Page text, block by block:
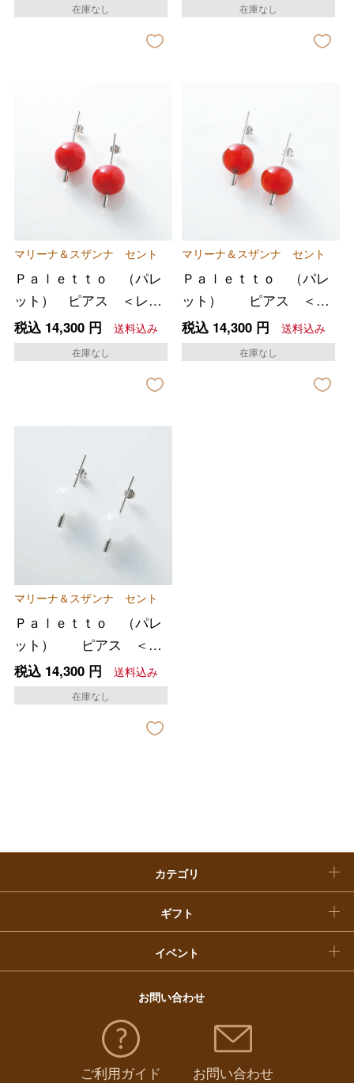
在庫なし 在庫なし
マリーナ＆スザンナ セント
Ｐａｌｅｔｔｏ （パレ
ット） ピアス ＜レッ
ドマーブル＞
税込 14,300円 送料込み
在庫なし
マリーナ＆スザンナ セント
Ｐａｌｅｔｔｏ （パレ
ット） ピアス ＜レ
ッド＞
税込 14,300円 送料込み
在庫なし
マリーナ＆スザンナ セント
Ｐａｌｅｔｔｏ （パレ
ット） ピアス ＜ホ
ワイト＞
税込 14,300円 送料込み
在庫なし
カテゴリ
ビューティー
ファッション
ホーム＆インテリア
ベビー＆キッズ
ギフト
大丸・松坂屋のギフト
出産内祝い
結婚内祝い
お香典返し
イベント
お中元
敬老の日
福袋
お問い合わせ
ご利用ガイド お問い合わせ